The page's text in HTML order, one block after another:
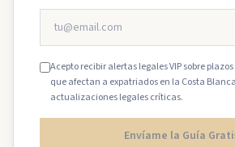
Acepto recibir alertas legales VIP sobre
que afectan a expatriados en la Costa
actualizaciones legales críticas.
Envíame la Guía